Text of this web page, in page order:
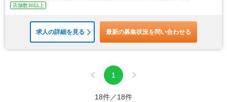
店舗数30以上
求人の詳細を見る 最新の募集状況を問い合わせる
1
18件／18件